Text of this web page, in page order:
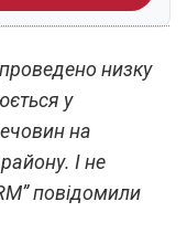
низку
у
на
І не
повідомили